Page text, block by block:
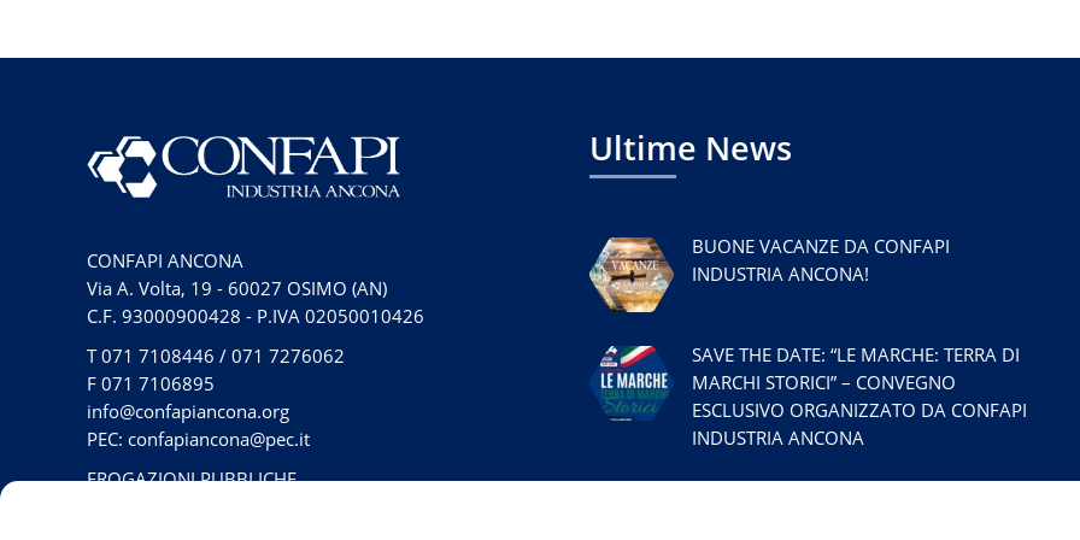
CONFAPI ANCONA
Via A. Volta, 19 - 60027 OSIMO (AN)
C.F. 93000900428 - P.IVA 02050010426
T 071 7108446 / 071 7276062
F 071 7106895
info@confapiancona.org
PEC: confapiancona@pec.it
EROGAZIONI PUBBLICHE
Ultime News
BUONE VACANZE DA CONFAPI
INDUSTRIA ANCONA!
SAVE THE DATE: “LE MARCHE: TERRA DI
MARCHI STORICI” – CONVEGNO
ESCLUSIVO ORGANIZZATO DA CONFAPI
INDUSTRIA ANCONA